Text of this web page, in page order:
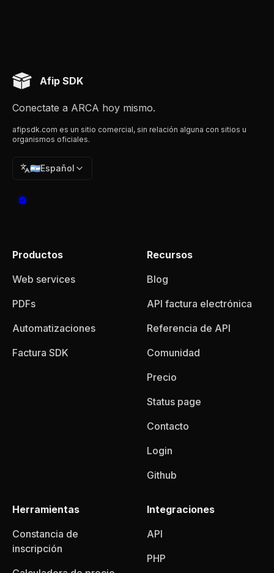
Afip SDK
Conectate a ARCA hoy mismo.
afipsdk.com es un sitio comercial, sin relación alguna con sitios u
organismos oficiales.
🇦🇷Español
Productos
Web services
PDFs
Automatizaciones
Factura SDK
Recursos
Blog
API factura electrónica
Referencia de API
Comunidad
Precio
Status page
Contacto
Login
Github
Herramientas
Constancia de
inscripción
Integraciones
API
PHP